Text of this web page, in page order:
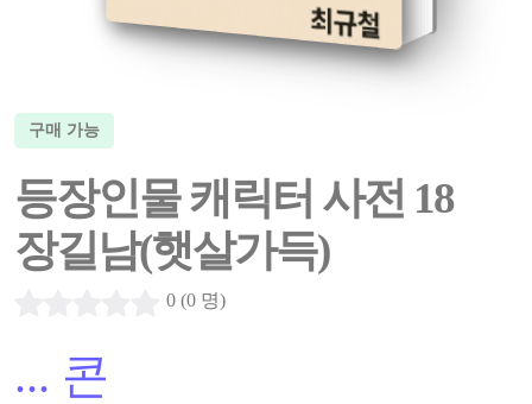
구매 가능
등장인물 캐릭터 사전 18
장길남(햇살가득)
0 (0 명)
... 콘